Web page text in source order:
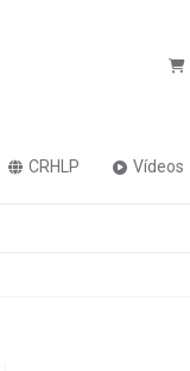
CRHLP Vídeos